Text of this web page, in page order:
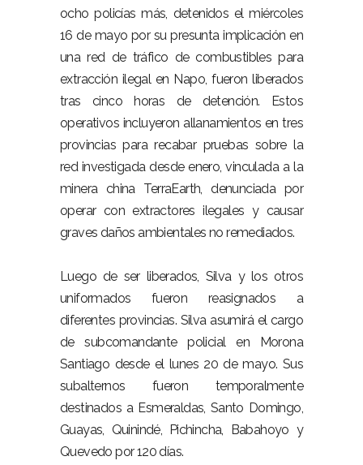
ocho policías más, detenidos el miércoles
16 de mayo por su presunta implicación en
una red de tráfico de combustibles para
extracción ilegal en Napo, fueron liberados
tras cinco horas de detención. Estos
operativos incluyeron allanamientos en tres
provincias para recabar pruebas sobre la
red investigada desde enero, vinculada a la
minera china TerraEarth, denunciada por
operar con extractores ilegales y causar
graves daños ambientales no remediados.
Luego de ser liberados, Silva y los otros
uniformados fueron reasignados a
diferentes provincias. Silva asumirá el cargo
de subcomandante policial en Morona
Santiago desde el lunes 20 de mayo. Sus
subalternos fueron temporalmente
destinados a Esmeraldas, Santo Domingo,
Guayas, Quinindé, Pichincha, Babahoyo y
Quevedo por 120 días.